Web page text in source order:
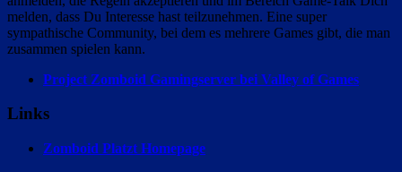
melden, dass Du Interesse hast teilzunehmen. Eine super
sympathische Community, bei dem es mehrere Games gibt, die man
zusammen spielen kann.
Project Zomboid Gamingserver bei Valley of Games
Links
Zomboid Platzt Homepage